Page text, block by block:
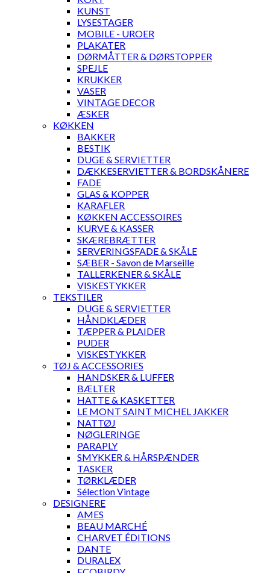
KUNST
LYSESTAGER
MOBILE - UROER
PLAKATER
DØRMÅTTER & DØRSTOPPER
SPEJLE
KRUKKER
VASER
VINTAGE DECOR
ÆSKER
KØKKEN
BAKKER
BESTIK
DUGE & SERVIETTER
DÆKKESERVIETTER & BORDSKÅNERE
FADE
GLAS & KOPPER
KARAFLER
KØKKEN ACCESSOIRES
KURVE & KASSER
SKÆREBRÆTTER
SERVERINGSFADE & SKÅLE
SÆBER - Savon de Marseille
TALLERKENER & SKÅLE
VISKESTYKKER
TEKSTILER
DUGE & SERVIETTER
HÅNDKLÆDER
TÆPPER & PLAIDER
PUDER
VISKESTYKKER
TØJ & ACCESSORIES
HANDSKER & LUFFER
BÆLTER
HATTE & KASKETTER
LE MONT SAINT MICHEL JAKKER
NATTØJ
NØGLERINGE
PARAPLY
SMYKKER & HÅRSPÆNDER
TASKER
TØRKLÆDER
Sélection Vintage
DESIGNERE
AMES
BEAU MARCHÉ
CHARVET ÉDITIONS
DANTE
DURALEX